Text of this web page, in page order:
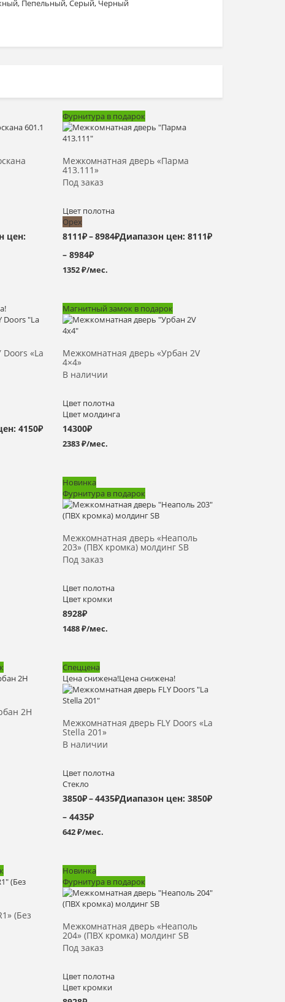
Пепельный, Серый, Черный
цен:
Фурнитура в подарок
Межкомнатная дверь «Парма
413.111»
Под заказ
Цвет полотна
Орех
8111₽–8984₽Диапазон цен: 8111₽
– 8984₽
1352 ₽/мес.
Выбрать >
«La
4150₽
Магнитный замок в подарок
Межкомнатная дверь «Урбан 2V
4×4»
В наличии
Цвет полотна
Цвет молдинга
14300₽
2383 ₽/мес.
Выбрать >
Новинка
Фурнитура в подарок
Межкомнатная дверь «Неаполь
203» (ПВХ кромка) молдинг SB
Под заказ
Цвет полотна
Цвет кромки
8928₽
1488 ₽/мес.
Выбрать >
2H
Спеццена
Цена снижена!Цена снижена!
Межкомнатная дверь FLY Doors «La
Stella 201»
В наличии
Цвет полотна
Стекло
3850₽–4435₽Диапазон цен: 3850₽
– 4435₽
642 ₽/мес.
Выбрать >
(Без
Новинка
Фурнитура в подарок
Межкомнатная дверь «Неаполь
204» (ПВХ кромка) молдинг SB
Под заказ
Цвет полотна
Цвет кромки
Выбрать >